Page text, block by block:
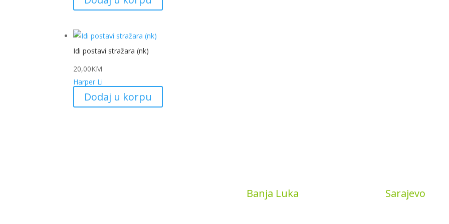
Idi postavi stražara (nk)
20,00KM
Harper Li
Dodaj u korpu
Banja Luka Sarajevo